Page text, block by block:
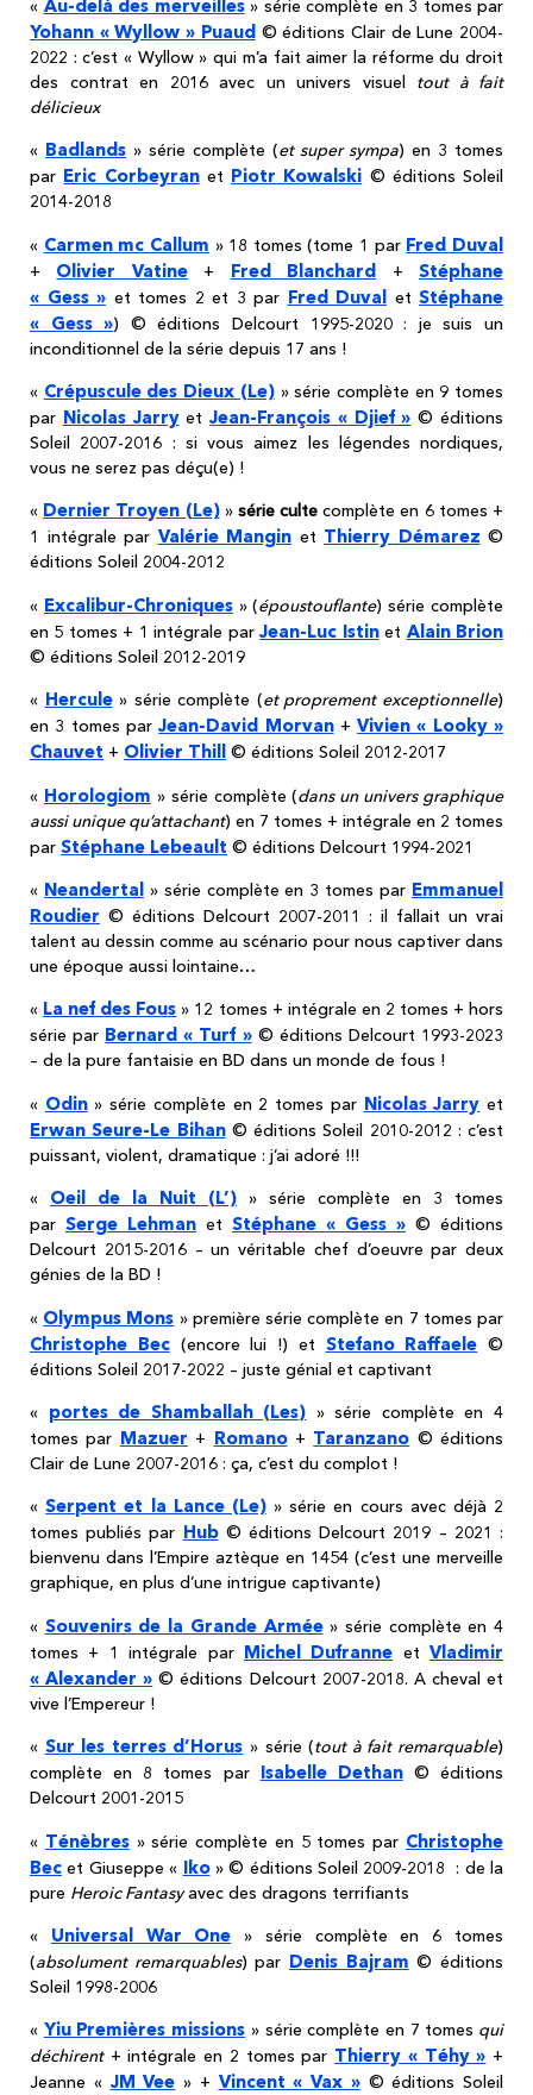
« Au-delà des merveilles» série complète en 3 tomes par
Yohann « Wyllow » Puaud © éditions Clair de Lune 2004-
2022 : c’est « Wyllow » qui m’a fait aimer la réforme du droit
des contrat en 2016 avec un univers visuel tout à fait
délicieux
« Badlands » série complète (et super sympa) en 3 tomes
par Eric Corbeyranet Piotr Kowalski © éditions Soleil
2014-2018
« Carmen mc Callum » 18 tomes (tome 1 par Fred Duval
+ Olivier Vatine+ Fred Blanchard +Stéphane
« Gess » et tomes 2 et 3 par Fred Duval et Stéphane
« Gess ») © éditions Delcourt 1995-2020 : je suis un
inconditionnel de la série depuis 17 ans !
« Crépuscule des Dieux (Le)» série complète en 9 tomes
par Nicolas JarryetJean-François « Djief » © éditions
Soleil 2007-2016 : si vous aimez les légendes nordiques,
vous ne serez pas déçu(e) !
« Dernier Troyen (Le)» série culte complète en 6 tomes +
1 intégrale par Valérie Mangin et Thierry Démarez ©
éditions Soleil 2004-2012
« Excalibur-Chroniques» (époustouflante) série complète
en 5 tomes + 1 intégrale parJean-Luc Istinet Alain Brion
© éditions Soleil 2012-2019
« Hercule» série complète (et proprement exceptionnelle)
en 3 tomes parJean-David Morvan+Vivien « Looky »
Chauvet + Olivier Thill © éditions Soleil 2012-2017
« Horologiom » série complète (dans un univers graphique
aussi unique qu’attachant) en 7 tomes + intégrale en 2 tomes
par Stéphane Lebeault © éditions Delcourt 1994-2021
« Neandertal » série complète en 3 tomes par Emmanuel
Roudier © éditions Delcourt 2007-2011 : il fallait un vrai
talent au dessin comme au scénario pour nous captiver dans
une époque aussi lointaine…
« La nef des Fous » 12 tomes + intégrale en 2 tomes + hors
série par Bernard « Turf »© éditions Delcourt 1993-2023
– de la pure fantaisie en BD dans un monde de fous !
« Odin» série complète en 2 tomes par Nicolas Jarry et
Erwan Seure-Le Bihan© éditions Soleil 2010-2012 : c’est
puissant, violent, dramatique : j’ai adoré !!!
« Oeil de la Nuit (L’) » série complète en 3 tomes
par Serge Lehman et Stéphane « Gess » © éditions
Delcourt 2015-2016 – un véritable chef d’oeuvre par deux
génies de la BD !
« Olympus Mons » première série complète en 7 tomes par
Christophe Bec(encore lui !) et Stefano Raffaele ©
éditions Soleil 2017-2022 – juste génial et captivant
« portes de Shamballah (Les) » série complète en 4
tomes par Mazuer + Romano+ Taranzano © éditions
Clair de Lune 2007-2016 : ça, c’est du complot !
«Serpent et la Lance (Le)» série en cours avec déjà 2
tomes publiés par Hub© éditions Delcourt 2019 – 2021 :
bienvenu dans l’Empire aztèque en 1454 (c’est une merveille
graphique, en plus d’une intrigue captivante)
« Souvenirs de la Grande Armée» série complète en 4
tomes + 1 intégrale par Michel Dufranne et Vladimir
« Alexander » © éditions Delcourt 2007-2018. A cheval et
vive l’Empereur !
« Sur les terres d’Horus » série (tout à fait remarquable)
complète en 8 tomes par Isabelle Dethan© éditions
Delcourt 2001-2015
« Ténèbres» série complète en 5 tomes par Christophe
Bec et Giuseppe « Iko» © éditions Soleil 2009-2018 : de la
pure Heroic Fantasyavec des dragons terrifiants
« Universal War One » série complète en 6 tomes
(absolument remarquables) par Denis Bajram © éditions
Soleil 1998-2006
« Yiu Premières missions » série complète en 7 tomes qui
déchirent+ intégrale en 2 tomes par Thierry « Téhy » +
Jeanne «JM Vee » + Vincent « Vax »© éditions Soleil